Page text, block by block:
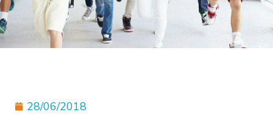
28/06/2018